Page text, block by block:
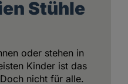
Stühle
oder stehen in
Kinder ist das
nicht für alle.